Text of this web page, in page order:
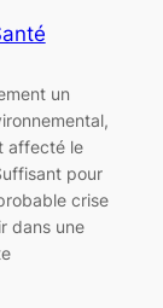
un
affecté le
pour
crise
dans une